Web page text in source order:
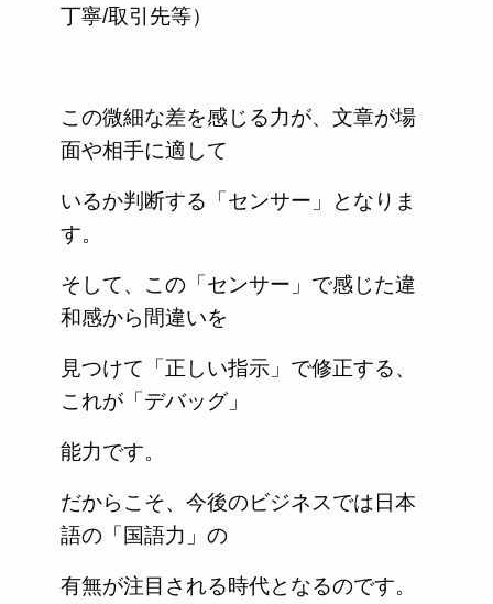
丁寧/取引先等）
この微細な差を感じる力が、文章が場
面や相手に適して
いるか判断する「センサー」となりま
す。
そして、この「センサー」で感じた違
和感から間違いを
見つけて「正しい指示」で修正する、
これが「デバッグ」
能力です。
だからこそ、今後のビジネスでは日本
語の「国語力」の
有無が注目される時代となるのです。